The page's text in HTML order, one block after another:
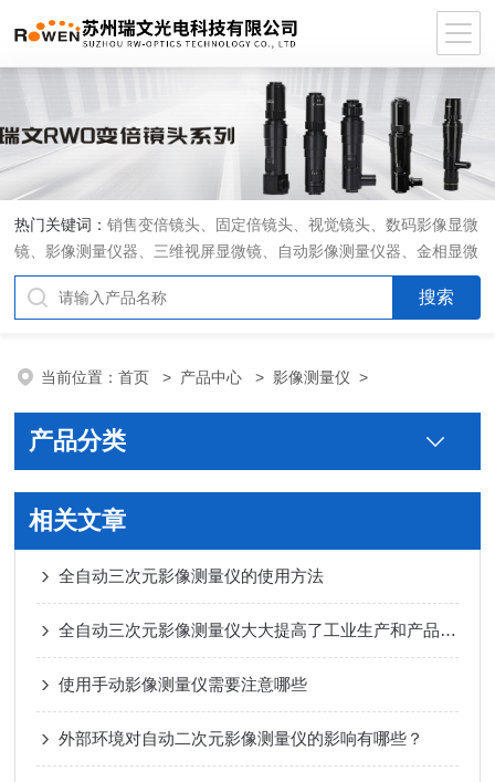
热门关键词：销售变倍镜头、固定倍镜头、视觉镜头、数码影像显微
镜、影像测量仪器、三维视屏显微镜、自动影像测量仪器、金相显微
镜、工具显微镜、显微分析软件、定制显微光学系统
当前位置：首页 > 产品中心 >影像测量仪 >
产品分类
相关文章
全自动三次元影像测量仪的使用方法
全自动三次元影像测量仪大大提高了工业生产和产品制造的效率和质量
使用手动影像测量仪需要注意哪些
外部环境对自动二次元影像测量仪的影响有哪些？